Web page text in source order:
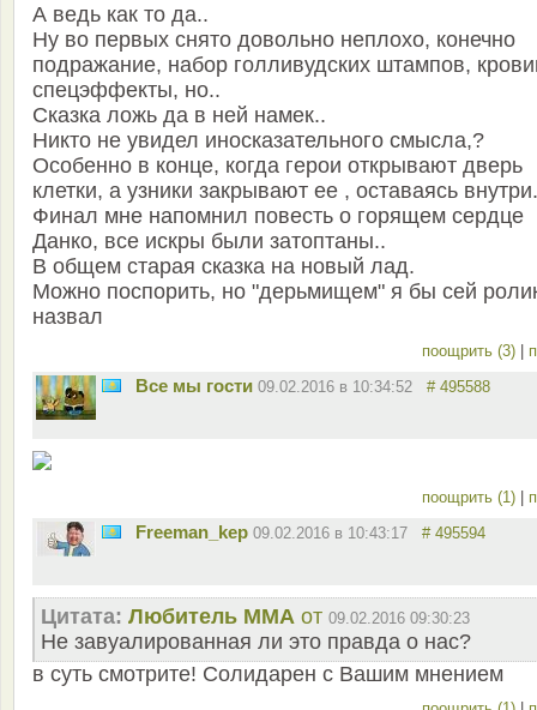
А ведь как то да..
Ну во первых снято довольно неплохо, конечно
подражание, набор голливудских штампов,
спецэффекты, но..
Сказка ложь да в ней намек..
Никто не увидел иносказательного смысла,?
Особенно в конце, когда герои открывают дверь
клетки, а узники закрывают ее , оставаясь внутри.
Финал мне напомнил повесть о горящем сердце
Данко, все искры были затоптаны..
В общем старая сказка на новый лад.
Можно поспорить, но "дерьмищем" я бы сей
назвал
поощрить (3) |
Все мы гости 09.02.2016 в 10:34:52 # 495588
поощрить (1) |
Freeman_kep 09.02.2016 в 10:43:17 # 495594
Цитата: Любитель ММА от 09.02.2016 09:30:23
Не завуалированная ли это правда о нас?
в суть смотрите! Солидарен с Вашим мнением